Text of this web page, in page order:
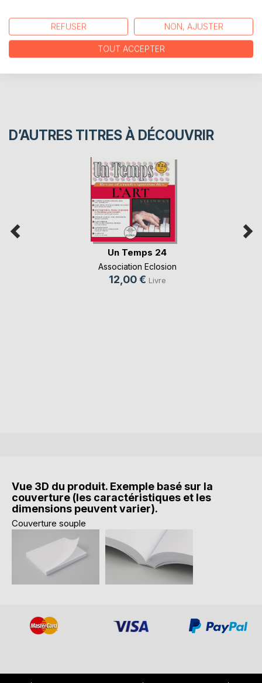
CRITIQUES PRESSE
AVIS
D’AUTRES TITRES À DÉCOUVRIR
Un Temps 24
Association Eclosion
12,00 € Livre
Vue 3D du produit. Exemple basé sur la
couverture (les caractéristiques et les
dimensions peuvent varier).
Couverture souple
REFUSER NON, AJUSTER
TOUT ACCEPTER